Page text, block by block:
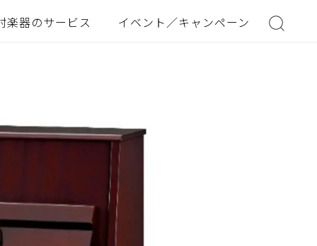
楽器のサービス イベント／キャンペーン